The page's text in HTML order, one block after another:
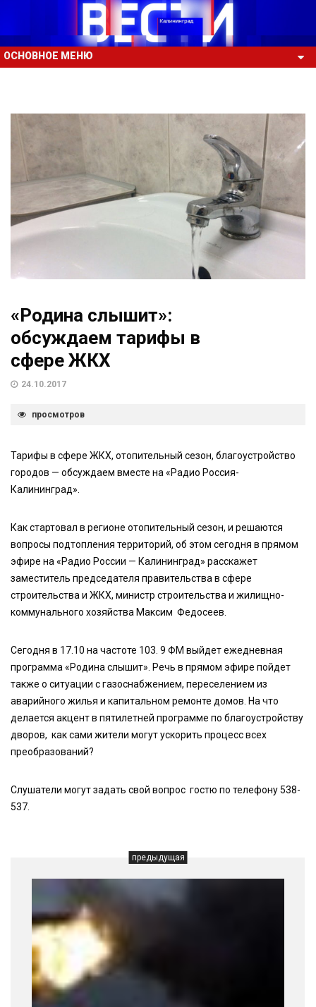
ОСНОВНОЕ МЕНЮ
«Родина слышит»:
обсуждаем тарифы в
сфере ЖКХ
24.10.2017
просмотров
Тарифы в сфере ЖКХ, отопительный сезон, благоустройство
городов — обсуждаем вместе на «Радио Россия-
Калининград».
Как стартовал в регионе отопительный сезон, и решаются
вопросы подтопления территорий, об этом сегодня в прямом
эфире на «Радио России — Калининград» расскажет
заместитель председателя правительства в сфере
строительства и ЖКХ, министр строительства и жилищно-
коммунального хозяйства Максим Федосеев.
Сегодня в 17.10 на частоте 103. 9 ФМ выйдет ежедневная
программа «Родина слышит». Речь в прямом эфире пойдет
также о ситуации с газоснабжением, переселением из
аварийного жилья и капитальном ремонте домов. На что
делается акцент в пятилетней программе по благоустройству
дворов, как сами жители могут ускорить процесс всех
преобразований?
Слушатели могут задать свой вопрос гостю по телефону 538-
537.
предыдущая